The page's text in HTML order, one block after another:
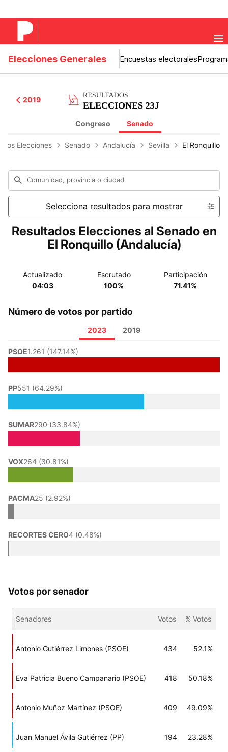
Elecciones Generales Encuestas electorales
2019
Congreso Senado
Elecciones Senado Andalucía Sevilla El Ronquillo
Comunidad, provincia o ciudad
Selecciona resultados para mostrar
Resultados Elecciones al Senado en
El Ronquillo (Andalucía)
Actualizado
04:03
Escrutado
100%
Participación
71.41%
Número de votos por partido
2023 2019
PSOE1.261 (147.14%)
PP551 (64.29%)
SUMAR290 (33.84%)
VOX264 (30.81%)
PACMA25 (2.92%)
RECORTES CERO4 (0.48%)
Votos por senador
Senadores Votos % Votos
Antonio Gutiérrez Limones (PSOE) 434 52.1%
Eva Patricia Bueno Campanario (PSOE) 418 50.18%
Antonio Muñoz Martínez (PSOE) 409 49.09%
Juan Manuel Ávila Gutiérrez (PP) 194 23.28%